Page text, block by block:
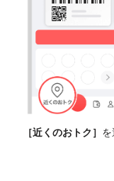
［近くのおトク］ を